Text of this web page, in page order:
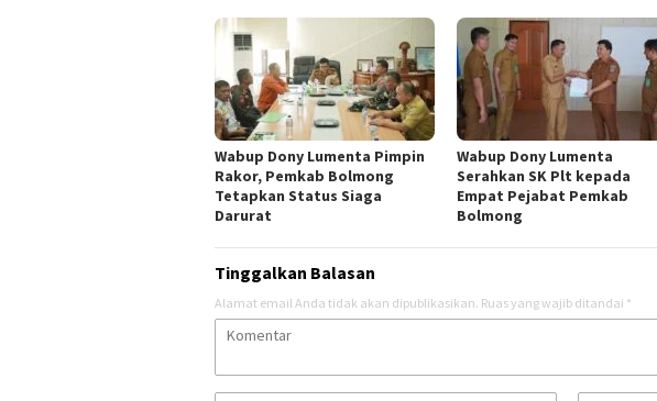
Wabup Dony Lumenta Pimpin
Rakor, Pemkab Bolmong
Tetapkan Status Siaga
Darurat
Wabup Dony Lumenta
Serahkan SK Plt kepada
Empat Pejabat Pemkab
Bolmong
Tinggalkan Balasan
Alamat email Anda tidak akan dipublikasikan. Ruas yang wajib ditandai *